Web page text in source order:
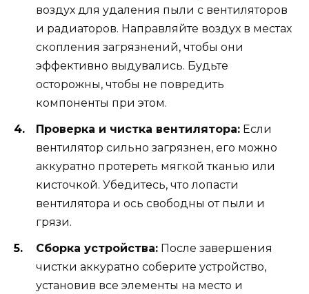
воздух для удаления пыли с вентиляторов
и радиаторов. Направляйте воздух в местах
скопления загрязнений, чтобы они
эффективно выдувались. Будьте
осторожны, чтобы не повредить
компоненты при этом.
Проверка и чистка вентилятора: Если
вентилятор сильно загрязнен, его можно
аккуратно протереть мягкой тканью или
кисточкой. Убедитесь, что лопасти
вентилятора и ось свободны от пыли и
грязи.
Сборка устройства: После завершения
чистки аккуратно соберите устройство,
установив все элементы на место и